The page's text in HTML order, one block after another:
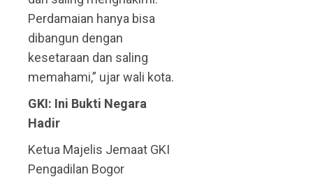
Perdamaian hanya bisa
dibangun dengan
kesetaraan dan saling
memahami,” ujar wali kota.
GKI: Ini Bukti Negara
Hadir
Ketua Majelis Jemaat GKI
Pengadilan Bogor